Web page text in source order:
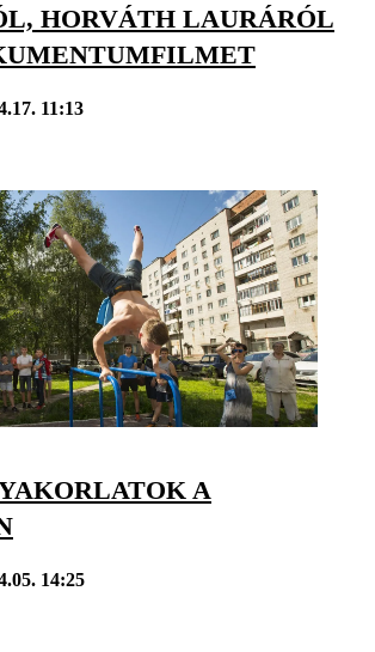
HORVÁTH LAURÁRÓL
11:13
A
14:25